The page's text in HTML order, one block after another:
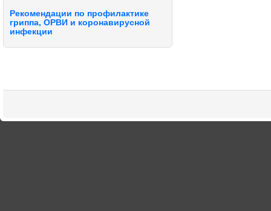
Рекомендации по профилактике
гриппа, ОРВИ и коронавирусной
инфекции